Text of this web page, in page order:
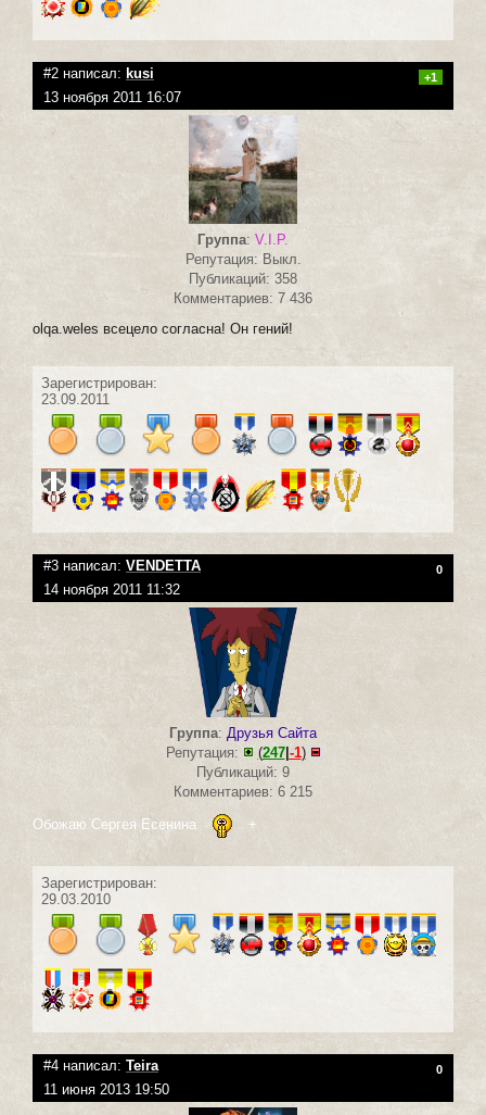
#2 написал: kusi +1
13 ноября 2011 16:07
Группа: V.I.P.
Репутация: Выкл.
Публикаций: 358
Комментариев: 7 436
olqa.weles всецело согласна! Он гений!
Зарегистрирован:
23.09.2011
#3 написал: VENDETTA 0
14 ноября 2011 11:32
Группа: Друзья Сайта
Репутация:
(247| -1)
Публикаций: 9
Комментариев: 6 215
Обожаю Сергея Есенина +
Зарегистрирован:
29.03.2010
#4 написал: Teira 0
11 июня 2013 19:50